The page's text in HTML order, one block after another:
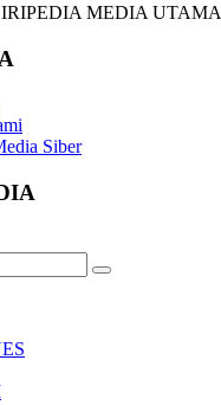
MEDIA UTAMA
Siber